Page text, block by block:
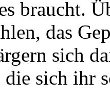
braucht.
das
sich
sich ihr